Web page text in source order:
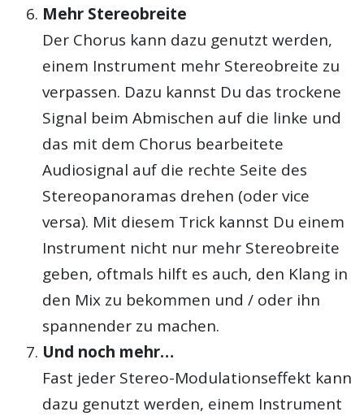
Mehr Stereobreite
Der Chorus kann dazu genutzt werden,
einem Instrument mehr Stereobreite zu
verpassen. Dazu kannst Du das trockene
Signal beim Abmischen auf die linke und
das mit dem Chorus bearbeitete
Audiosignal auf die rechte Seite des
Stereopanoramas drehen (oder vice
versa). Mit diesem Trick kannst Du einem
Instrument nicht nur mehr Stereobreite
geben, oftmals hilft es auch, den Klang in
den Mix zu bekommen und / oder ihn
spannender zu machen.
Und noch mehr…
Fast jeder Stereo-Modulationseffekt kann
dazu genutzt werden, einem Instrument